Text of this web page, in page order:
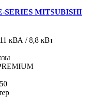
SERIES MITSUBISHI
11 кВА / 8,8 кВт